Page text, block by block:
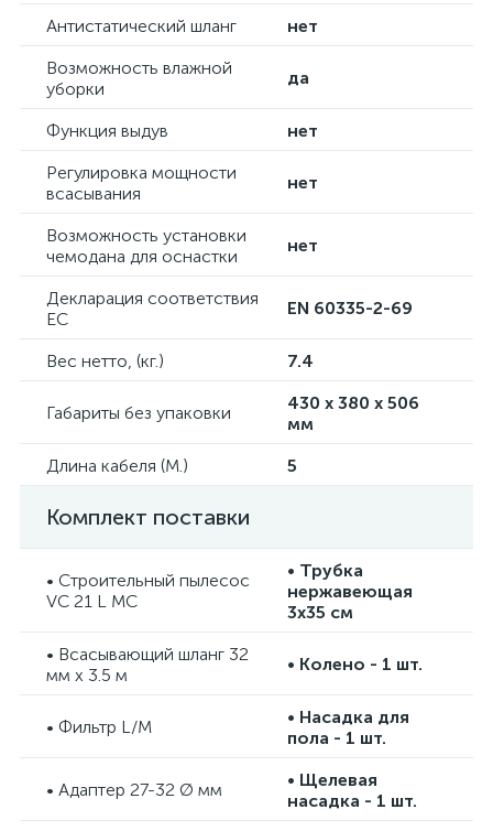
Антистатический шланг
нет
Возможность влажной
уборки
да
Функция выдув
нет
Регулировка мощности
всасывания
нет
Возможность установки
чемодана для оснастки
нет
Декларация соответствия
EC
EN 60335-2-69
Вес нетто, (кг.) 7.4
Габариты без упаковки
430 x 380 x 506
мм
Длина кабеля (М.)
5
Комплект поставки
• Строительный пылесос
VC 21 L MC
• Трубка
нержавеющая
3х35 см
• Всасывающий шланг 32
мм х 3.5 м
• Колено - 1 шт.
• Фильтр L/M
• Насадка для
пола - 1 шт.
• Адаптер 27-32 Ø мм
• Щелевая
насадка - 1 шт.